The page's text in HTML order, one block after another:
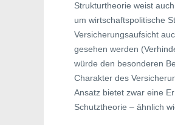
Strukturtheorie weist
um wirtschaftspolitische
Versicherungsaufsicht
gesehen werden
würde den besonderen
Charakter des
Ansatz bietet zwar eine
Schutztheorie – ähnlich